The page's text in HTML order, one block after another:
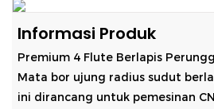
Informasi Produk
Premium 4 Flute Berlapis
Mata bor ujung radius sudut
ini dirancang untuk pemesinan